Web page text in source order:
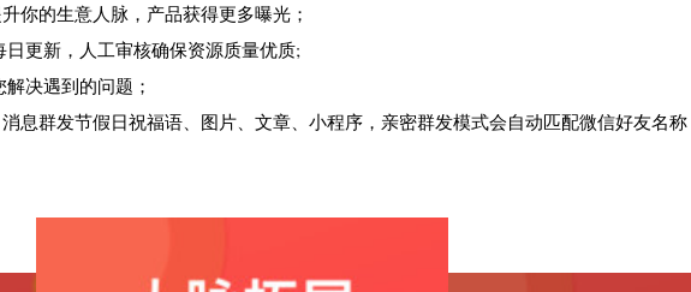
你的生意人脉，产品获得更多曝光；
更新，人工审核确保资源质量优质;
决遇到的问题；
息群发节假日祝福语、图片、文章、小程序，亲密群发模式会自动匹配微信好友名